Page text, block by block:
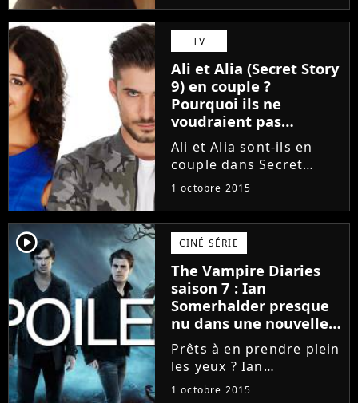
Tyga qui se trouvait
trop présent dans les
Snap de la bimbo de 18
ans. Le rappeur serait...
TV
Ali et Alia (Secret Story
9) en couple ?
Pourquoi ils ne
voudraient pas
s'afficher
Ali et Alia sont-ils en
couple dans Secret
Story 9 ? C'est la rumeur
quelques jours sur le
web. Selon certains
médias, les deux
candidats seraient très
proches mais...
1 octobre 2015
player2 CINÉ SÉRIE
The Vampire Diaries
saison 7 : Ian
Somerhalder presque
nu dans une nouvelle
bande-annonce
Prêts à en prendre plein
les yeux ? Ian
Somerhalder est là ! A
1 octobre 2015